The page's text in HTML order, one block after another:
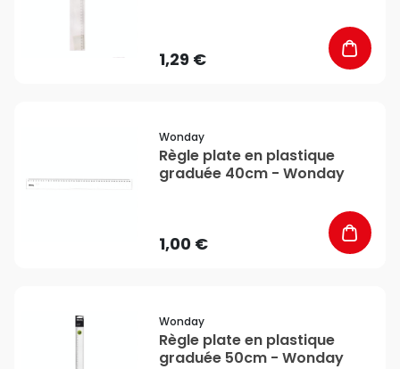
1,29 €
Wonday
Règle plate en plastique
graduée 40cm - Wonday
1,00 €
Wonday
Règle plate en plastique
graduée 50cm - Wonday